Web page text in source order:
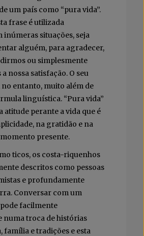
um país como “pura vida”.
frase é utilizada
inúmeras situações, seja
alguém, para agradecer,
ou simplesmente
nossa satisfação. O seu
entanto, muito além de
linguística. “Pura vida”
atitude perante a vida que é
na gratidão e na
presente.
ticos, os costa-riquenhos
descritos como pessoas
e profundamente
Conversar com um
facilmente
troca de histórias
família e tradições e esta